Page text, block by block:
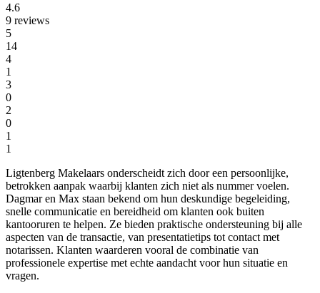
4.6
9 reviews
5
14
4
1
3
0
2
0
1
1
Ligtenberg Makelaars onderscheidt zich door een persoonlijke,
betrokken aanpak waarbij klanten zich niet als nummer voelen.
Dagmar en Max staan bekend om hun deskundige begeleiding,
snelle communicatie en bereidheid om klanten ook buiten
kantooruren te helpen. Ze bieden praktische ondersteuning bij alle
aspecten van de transactie, van presentatietips tot contact met
notarissen. Klanten waarderen vooral de combinatie van
professionele expertise met echte aandacht voor hun situatie en
vragen.